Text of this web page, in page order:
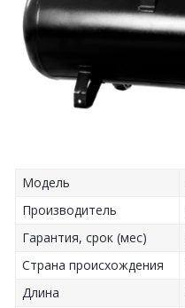
Модель
Производитель
Гарантия, срок (мес)
Страна происхождения
Длина